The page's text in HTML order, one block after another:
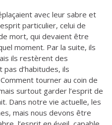
avec leur sabre et
particulier, celui de
mort, qui devaient être
moment. Par la suite, ils
ils restèrent des
d’habitudes, ils
tourner au coin de
surtout garder l’esprit de
Dans notre vie actuelle, les
mais nous devons être